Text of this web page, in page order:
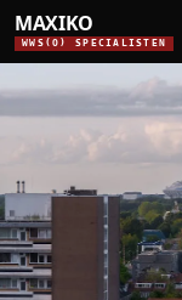
MAXIKO
WWS(O) SPECIALISTEN